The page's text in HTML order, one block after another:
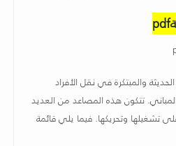
pdf
والمبتكرة في نقل الأفراد
المباني. تتكون هذه المصاعد من العديد
تشغيلها وتحريكها. فيما يلي قائمة